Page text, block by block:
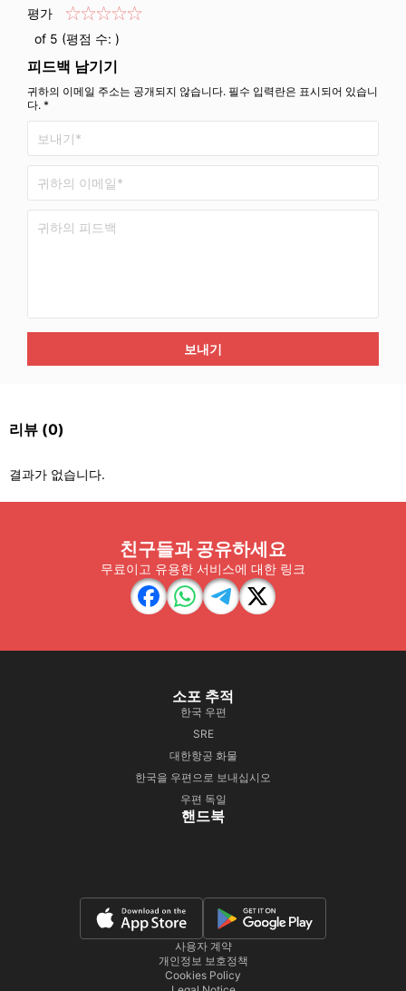
평가
of 5 (평점 수: )
피드백 남기기
귀하의 이메일 주소는 공개되지 않습니다. 필수 입력란은 표시되어 있습니
다. *
보내기
리뷰 (0)
결과가 없습니다.
친구들과 공유하세요
무료이고 유용한 서비스에 대한 링크
소포 추적
한국 우편
SRE
대한항공 화물
한국을 우편으로 보내십시오
우편 독일
핸드북
사용자 계약
개인정보 보호정책
Cookies Policy